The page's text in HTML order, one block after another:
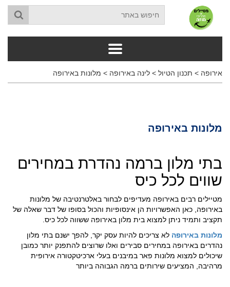
אירופה > תכנון הטיול > לינה באירופה > מלונות באירופה
מלונות באירופה
בתי מלון ברמה נהדרת במחירים
שווים לכל כיס
מטיילים רבים באירופה מעדיפים לבחור באלטרנטיבה של מלונות
באירופה, כאן האפשרויות הן אינסופיות והכול בסופו של דבר שאלה של
תקציב ותמיד ניתן למצוא בית מלון באירופה ששווה לכל כיס.
מלונות באירופה לא צריכים להיות עסק יקר, להפך ישנם בתי מלון
נהדרים באירופה במחירים סבירים ואלו שרוצים להתפנק יותר כמובן
שיכולים למצוא מלונות פאר במיבנים בעלי ארכיטקטורה אירופית
מרהיבה, המציעים שירותים ברמה הגבוהה ביותר